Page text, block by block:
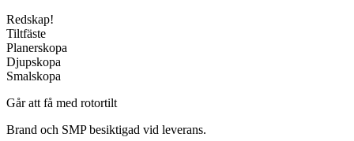
Redskap!
Tiltfäste
Planerskopa
Djupskopa
Smalskopa
Går att få med rotortilt
Brand och SMP besiktigad vid leverans.